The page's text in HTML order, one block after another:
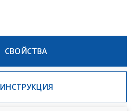
CВОЙСТВА
ИНСТРУКЦИЯ